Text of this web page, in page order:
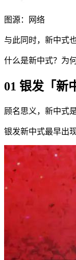
图源：网络
与此同时，新中式
什么是新中式？为
01 银发「新
顾名思义，新中式
银发新中式最早出